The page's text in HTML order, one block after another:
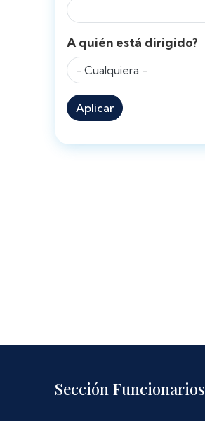
A quién está dirigido?
Aplicar
Sección Funcionarios